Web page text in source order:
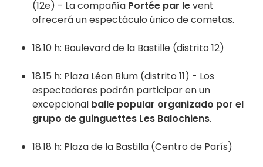
(12e) - La compañía Portée par levent
ofrecerá un espectáculo único de cometas.
18.10 h: Boulevard de la Bastille (distrito 12)
18.15 h: Plaza Léon Blum (distrito 11) - Los
espectadores podrán participar en un
excepcional baile popular organizado por el
grupo de guinguettes Les Balochiens.
18.18 h: Plaza de la Bastilla (Centro de París)